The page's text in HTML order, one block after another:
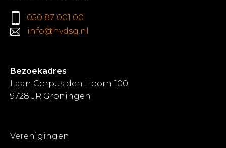
050 87 001 00
info@hvdsg.nl
Bezoekadres
Laan Corpus den Hoorn 100
9728 JR Groningen
Verenigingen